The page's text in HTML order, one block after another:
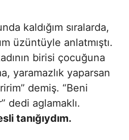
kaldığım sıralarda,
üzüntüyle anlatmıştı.
birisi çocuğuna
yaramazlık yaparsan
demiş. “Beni
dedi aglamaklı.
tanığıydım.